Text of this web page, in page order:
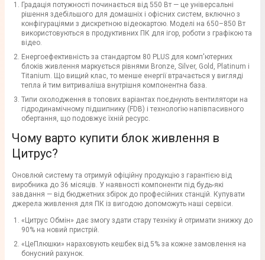
Градація потужності починається від 550 Вт — це універсальні
рішення здебільшого для домашніх і офісних систем, включно з
конфігураціями з дискретною відеокартою. Моделі на 650–850 Вт
використовуються в продуктивних ПК для ігор, роботи з графікою та
відео.
Енергоефективність за стандартом 80 PLUS для комп'ютерних
блоків живлення маркується рівнями Bronze, Silver, Gold, Platinum і
Titanium. Що вищий клас, то менше енергії втрачається у вигляді
тепла й тим витриваліша внутрішня компонентна база.
Типи охолодження в топових варіантах поєднують вентилятори на
гідродинамічному підшипнику (FDB) і технологію напівпасивного
обертання, що подовжує їхній ресурс.
Чому варто купити блок живлення в
Цитрус?
Оновлюй систему та отримуй офіційну продукцію з гарантією від
виробника до 36 місяців. У наявності компоненти під будь-які
завдання — від бюджетних збірок до професійних станцій. Купувати
джерела живлення для ПК із вигодою допоможуть наші сервіси.
«Цитрус Обмін» дає змогу здати стару техніку й отримати знижку до
90% на новий пристрій.
«ЦеПлюшки» нараховують кешбек від 5% за кожне замовлення на
бонусний рахунок.